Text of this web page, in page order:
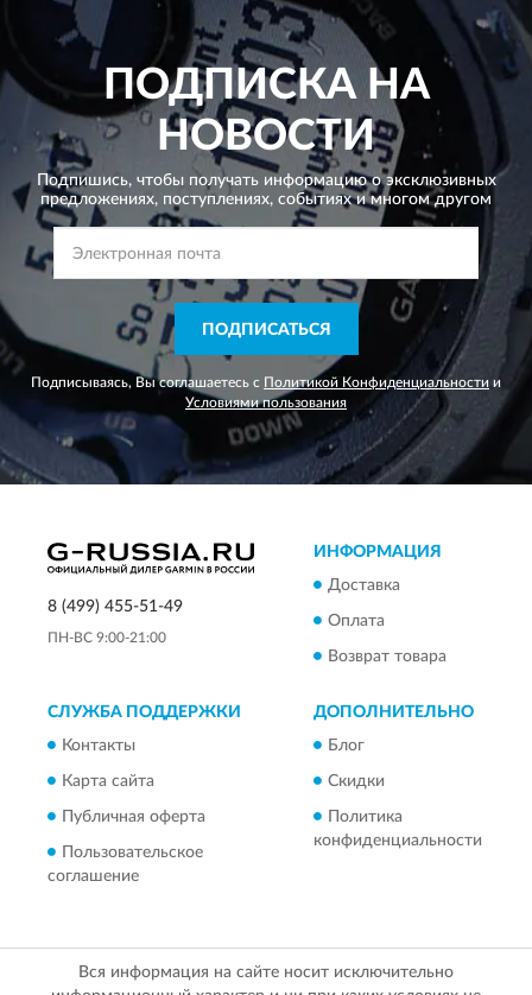
ПОДПИСКА НА
НОВОСТИ
Подпишись, чтобы получать информацию о эксклюзивных
предложениях, поступлениях, событиях и многом другом
ПОДПИСАТЬСЯ
Подписываясь, Вы соглашаетесь с Политикой Конфиденциальности и
Условиями пользования
8 (499) 455-51-49
ПН-ВС 9:00-21:00
ИНФОРМАЦИЯ
Доставка
Оплата
Возврат товара
СЛУЖБА ПОДДЕРЖКИ
Контакты
Карта сайта
Публичная оферта
Пользовательское
соглашение
ДОПОЛНИТЕЛЬНО
Блог
Скидки
Политика
конфиденциальности
Вся информация на сайте носит исключительно